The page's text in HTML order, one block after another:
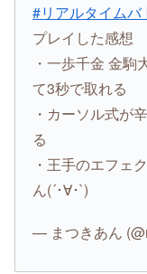
#リアルタイムバ
プレイした感想
・一歩千金 金駒
て3秒で取れる
・カーソル式が
る
・王手のエフェ
ん(´･∀･`)
— まつきあん